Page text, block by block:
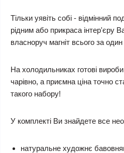
Тільки уявіть собі - відмінний
рідним або прикраса інтер'єру
власноруч магніт всього за один
На холодильниках готові
чарівно, а приємна ціна точно
такого набору!
У комплекті Ви знайдете все
натуральне художнє